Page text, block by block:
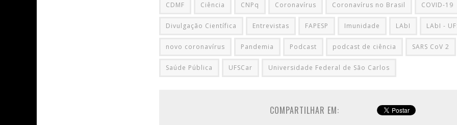
CDMF Ciência CNPq Coronavírus Coronavírus no Brasil COVID-19
Divulgação Científica Entrevistas FAPESP Imunidade LAbI LAbI -
novo coronavírus Pandemia Podcast podcast de ciência SARS CoV 2
Saúde Pública UFSCar Universidade Federal de São Carlos
COMPARTILHAR EM: